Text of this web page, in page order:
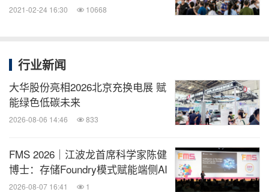
2021-02-24 16:30 10668
行业新闻
大华股份亮相2026北京充换电展 赋
能绿色低碳未来
2026-08-06 14:46 833
FMS 2026｜江波龙首席科学家陈健
博士：存储Foundry模式赋能端侧AI
2026-08-07 16:41 1